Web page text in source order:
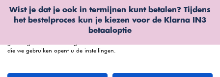
Wist je dat je ook in termijnen kunt betalen? Tijdens
het bestelproces kun je kiezen voor de Klarna IN3
betaaloptie
Wij gebruiken cookies
We kunnen deze plaatsen voor analyse van onze bezoekersgegevens, om
onze website te verbeteren, gepersonaliseerde inhoud te tonen en om u een
die we gebruiken opent u de instellingen.